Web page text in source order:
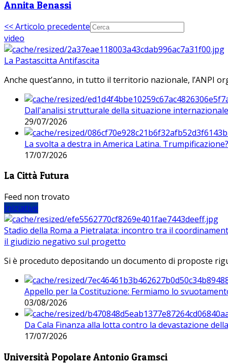
Annita Benassi
<< Articolo precedente
video
La Pastascitta Antifascita
Anche quest’anno, in tutto il territorio nazionale, l’ANPI
Dall'analisi strutturale della situazione
29/07/2026
La svolta a destra in America Latina. Trumpificazione?
17/07/2026
La Città Futura
Feed non trovato
Iniziative
Stadio della Roma a Pietralata: incontro tra il
il giudizio negativo sul progetto
Si è proceduto depositando un documento di proposte
Appello per la Costituzione: Fermiamo lo
03/08/2026
Da Cala Finanza alla lotta contro la devastazione
17/07/2026
Università Popolare Antonio Gramsci